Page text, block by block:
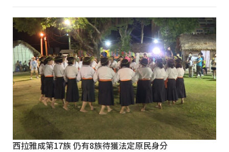
西拉雅成第17族 仍有8族待獲法定原民身分